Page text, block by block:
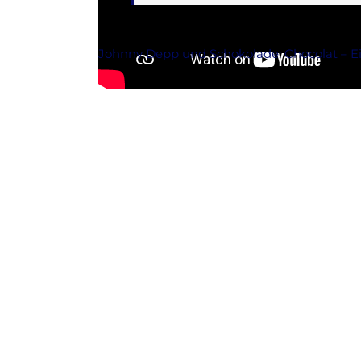
Johnny Depp und Schokolade: Chocolat –